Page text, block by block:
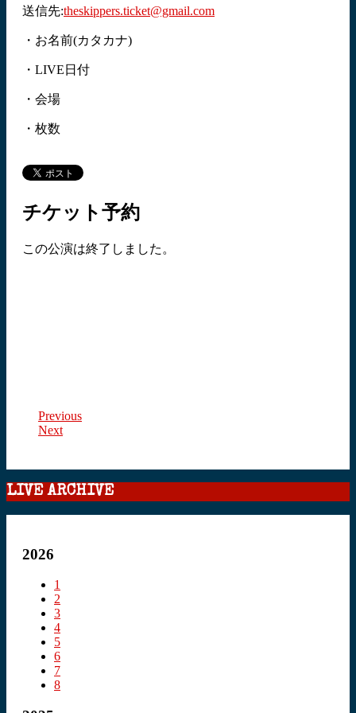
送信先:theskippers.ticket@gmail.com
・お名前(カタカナ)
・LIVE日付
・会場
・枚数
チケット予約
この公演は終了しました。
Previous
Next
LIVE ARCHIVE
2026
1
2
3
4
5
6
7
8